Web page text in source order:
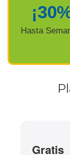
Hasta
Gratis